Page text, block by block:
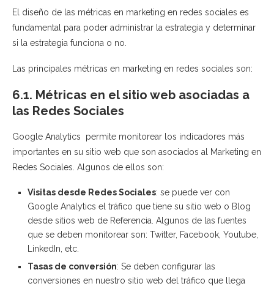
El diseño de las métricas en marketing en redes sociales es
fundamental para poder administrar la estrategia y determinar
si la estrategia funciona o no.
Las principales métricas en marketing en redes sociales son:
6.1. Métricas en el sitio web asociadas a
las Redes Sociales
Google Analytics permite monitorear los indicadores más
importantes en su sitio web que son asociados al Marketing en
Redes Sociales. Algunos de ellos son:
Visitas desde Redes Sociales: se puede ver con
Google Analytics el tráfico que tiene su sitio web o Blog
desde sitios web de Referencia. Algunos de las fuentes
que se deben monitorear son: Twitter, Facebook, Youtube,
LinkedIn, etc.
Tasas de conversión: Se deben configurar las
conversiones en nuestro sitio web del tráfico que llega